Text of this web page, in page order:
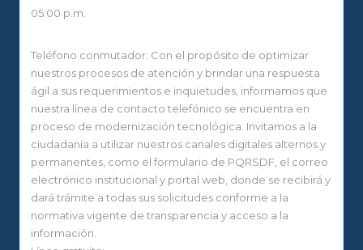
05:00 p.m.
Teléfono conmutador: Con el propósito de optimizar
nuestros procesos de atención y brindar una respuesta
ágil a sus requerimientos e inquietudes, informamos que
nuestra línea de contacto telefónico se encuentra en
proceso de modernización tecnológica. Invitamos a la
ciudadanía a utilizar nuestros canales digitales alternos y
permanentes, como el formulario de PQRSDF, el correo
electrónico institucional y portal web, donde se recibirá y
dará trámite a todas sus solicitudes conforme a la
normativa vigente de transparencia y acceso a la
información.